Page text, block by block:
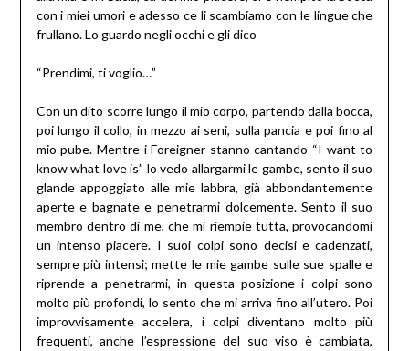
con i miei umori e adesso ce li scambiamo con le lingue che
frullano. Lo guardo negli occhi e gli dico
“Prendimi, ti voglio…”
Con un dito scorre lungo il mio corpo, partendo dalla bocca,
poi lungo il collo, in mezzo ai seni, sulla pancia e poi fino al
mio pube. Mentre i Foreigner stanno cantando “I want to
know what love is” lo vedo allargarmi le gambe, sento il suo
glande appoggiato alle mie labbra, già abbondantemente
aperte e bagnate e penetrarmi dolcemente. Sento il suo
membro dentro di me, che mi riempie tutta, provocandomi
un intenso piacere. I suoi colpi sono decisi e cadenzati,
sempre più intensi; mette le mie gambe sulle sue spalle e
riprende a penetrarmi, in questa posizione i colpi sono
molto più profondi, lo sento che mi arriva fino all’utero. Poi
improvvisamente accelera, i colpi diventano molto più
frequenti, anche l’espressione del suo viso è cambiata,